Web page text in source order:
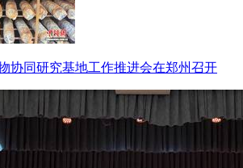
协同研究基地工作推进会在郑州召开